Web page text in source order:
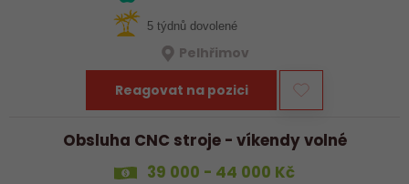
5 týdnů dovolené
Pelhřimov
Reagovat na pozici
Obsluha CNC stroje - víkendy volné
39 000 - 44 000 Kč